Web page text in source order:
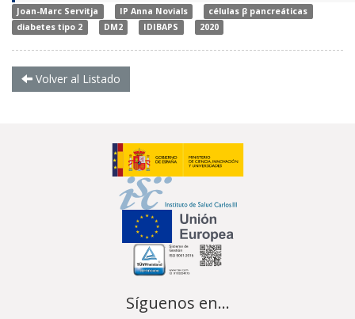
Joan-Marc Servitja IP Anna Novials
células β pancreáticas
diabetes tipo 2
DM2 IDIBAPS 2020
Volver al Listado
Síguenos en...